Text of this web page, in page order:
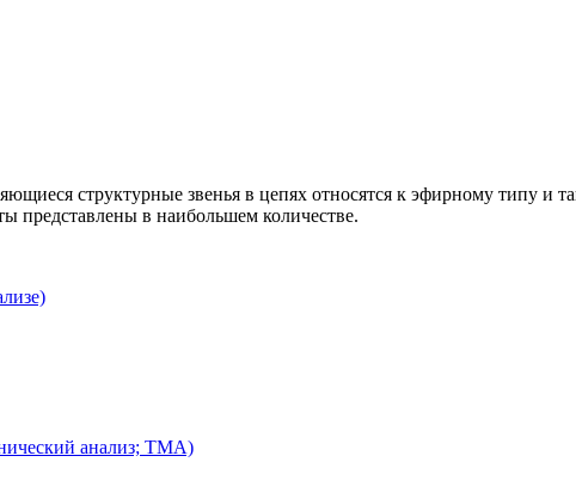
структурные звенья в цепях относятся к эфирному типу
представлены в наибольшем количестве.
анализ; ТМА)